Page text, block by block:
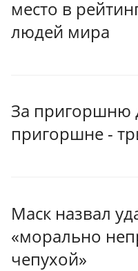
место в
людей мира
За пригоршню
пригоршне -
Маск назвал
«морально
чепухой»